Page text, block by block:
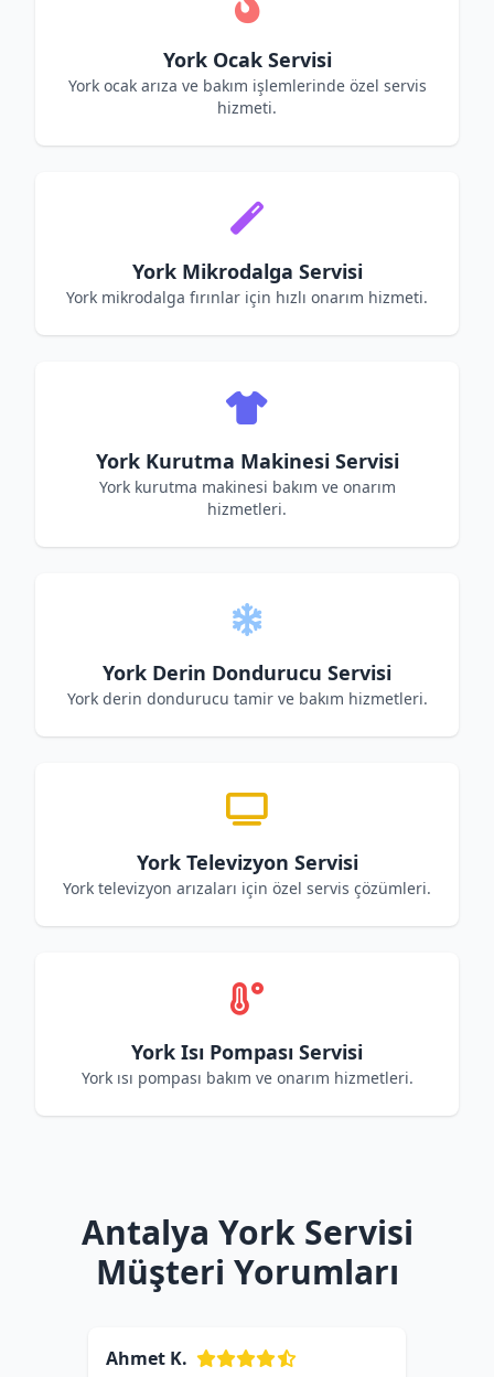
York Ocak Servisi
York ocak arıza ve bakım işlemlerinde özel servis
hizmeti.
York Mikrodalga Servisi
York mikrodalga fırınlar için hızlı onarım hizmeti.
York Kurutma Makinesi Servisi
York kurutma makinesi bakım ve onarım
hizmetleri.
York Derin Dondurucu Servisi
York derin dondurucu tamir ve bakım hizmetleri.
York Televizyon Servisi
York televizyon arızaları için özel servis çözümleri.
York Isı Pompası Servisi
York ısı pompası bakım ve onarım hizmetleri.
Antalya York Servisi
Müşteri Yorumları
Ahmet K.